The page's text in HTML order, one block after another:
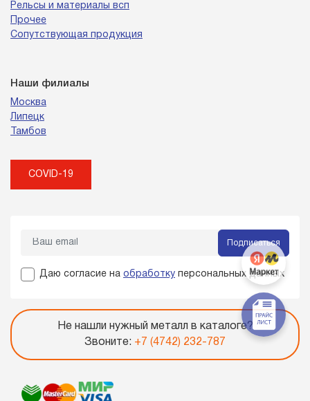
Рельсы и материалы всп
Прочее
Сопутствующая продукция
Наши филиалы
Москва
Липецк
Тамбов
COVID-19
Подписаться
Даю согласие на обработку персональных данных
Не нашли нужный металл в каталоге?
Звоните: +7 (4742) 232-787